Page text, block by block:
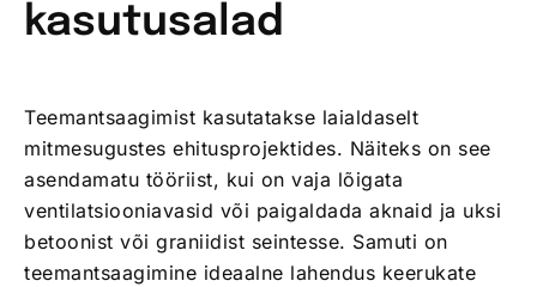
kasutusalad
Teemantsaagimist kasutatakse laialdaselt
mitmesugustes ehitusprojektides. Näiteks on see
asendamatu tööriist, kui on vaja lõigata
ventilatsiooniavasid või paigaldada aknaid ja uksi
betoonist või graniidist seintesse. Samuti on
teemantsaagimine ideaalne lahendus keerukate